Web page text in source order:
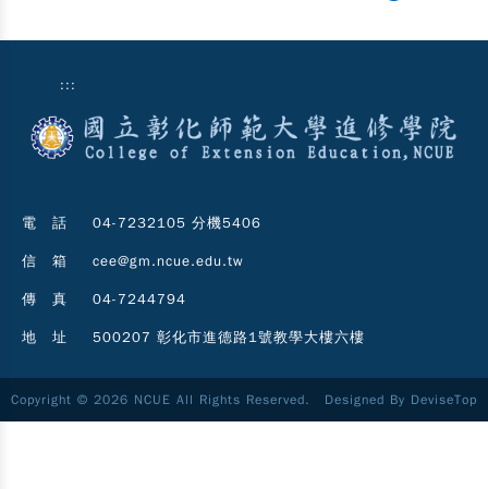
:::
電 話 04-7232105 分機5406
信 箱 cee@gm.ncue.edu.tw
傳 真 04-7244794
地 址 500207 彰化市進德路1號教學大樓六樓
Copyright © 2026 NCUE All Rights Reserved. Designed By DeviseTop